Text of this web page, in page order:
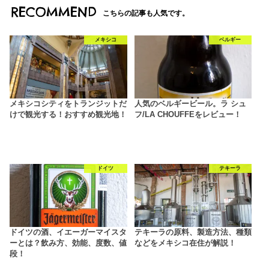
RECOMMEND こちらの記事も人気です。
メキシコ
メキシコシティをトランジットだ
けで観光する！おすすめ観光地！
ベルギー
人気のベルギービール。ラ シュ
フ/LA CHOUFFEをレビュー！
ドイツ
ドイツの酒、イエーガーマイスタ
ーとは？飲み方、効能、度数、値
段！
テキーラ
テキーラの原料、製造方法、種類
などをメキシコ在住が解説！